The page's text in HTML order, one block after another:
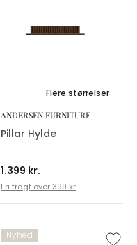
Flere størrelser
ANDERSEN FURNITURE
Pillar Hylde
1.399 kr.
Fri fragt over 399 kr
Nyhed